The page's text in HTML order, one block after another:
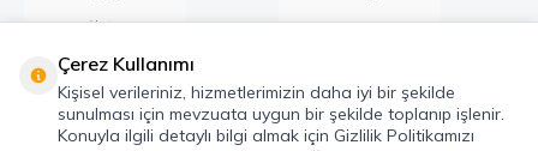
Çerez Kullanımı
Kişisel verileriniz, hizmetlerimizin daha iyi bir şekilde
sunulması için mevzuata uygun bir şekilde toplanıp işlenir.
Konuyla ilgili detaylı bilgi almak için Gizlilik Politikamızı